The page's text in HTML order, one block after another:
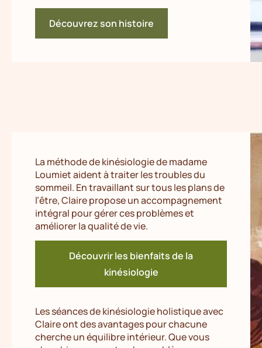
Découvrez son histoire
La méthode de kinésiologie de madame
Loumiet aident à traiter les troubles du
sommeil. En travaillant sur tous les plans de
l’être, Claire propose un accompagnement
intégral pour gérer ces problèmes et
améliorer la qualité de vie.
Découvrir les bienfaits de la
kinésiologie
Les séances de kinésiologie holistique avec
Claire ont des avantages pour chacune
cherche un équilibre intérieur. Que vous